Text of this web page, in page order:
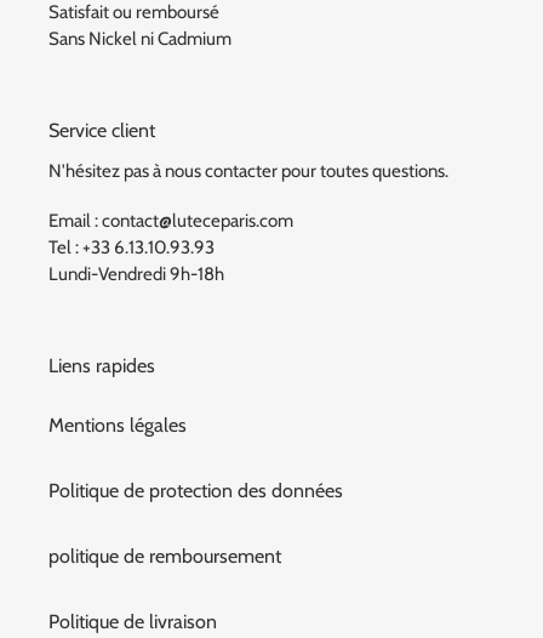
Satisfait ou remboursé
Sans Nickel ni Cadmium
Service client
N'hésitez pas à nous contacter pour toutes questions.
Email : contact@luteceparis.com
Tel : +33 6.13.10.93.93
Lundi-Vendredi 9h-18h
Liens rapides
Mentions légales
Politique de protection des données
politique de remboursement
Politique de livraison